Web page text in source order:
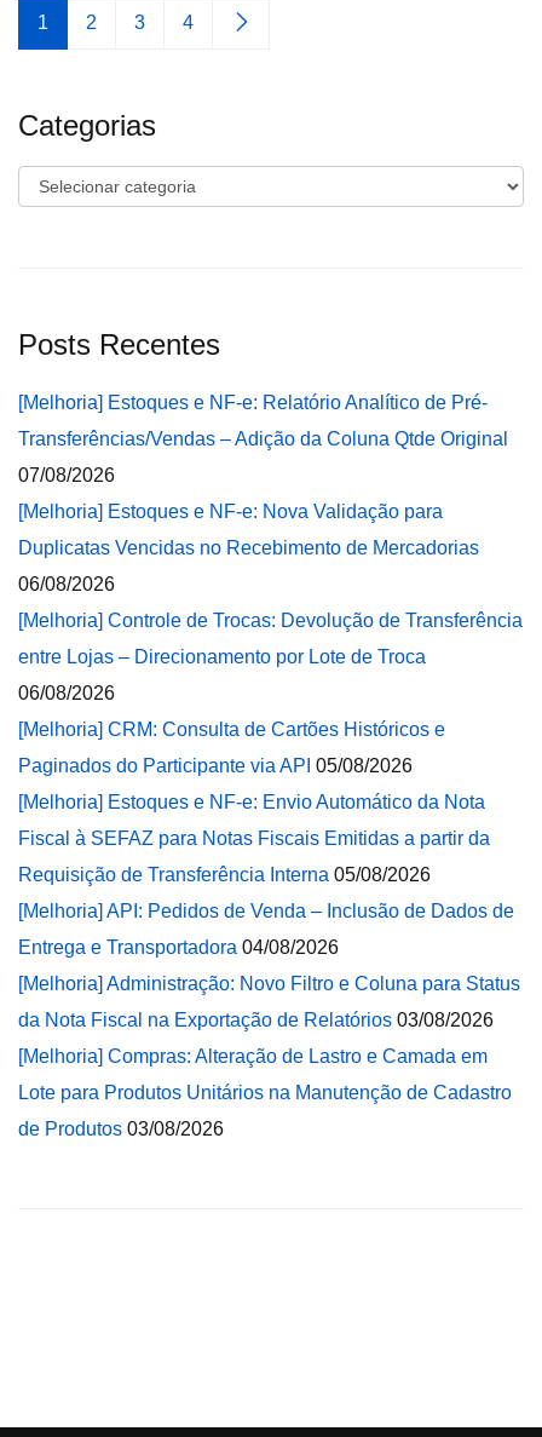
1 2 3 4
Categorias
Categorias
Posts Recentes
[Melhoria] Estoques e NF-e: Relatório Analítico de Pré-
Transferências/Vendas – Adição da Coluna Qtde Original
07/08/2026
[Melhoria] Estoques e NF-e: Nova Validação para
Duplicatas Vencidas no Recebimento de Mercadorias
06/08/2026
[Melhoria] Controle de Trocas: Devolução de Transferência
entre Lojas – Direcionamento por Lote de Troca
06/08/2026
[Melhoria] CRM: Consulta de Cartões Históricos e
Paginados do Participante via API 05/08/2026
[Melhoria] Estoques e NF-e: Envio Automático da Nota
Fiscal à SEFAZ para Notas Fiscais Emitidas a partir da
Requisição de Transferência Interna 05/08/2026
[Melhoria] API: Pedidos de Venda – Inclusão de Dados de
Entrega e Transportadora 04/08/2026
[Melhoria] Administração: Novo Filtro e Coluna para Status
da Nota Fiscal na Exportação de Relatórios 03/08/2026
[Melhoria] Compras: Alteração de Lastro e Camada em
Lote para Produtos Unitários na Manutenção de Cadastro
de Produtos 03/08/2026